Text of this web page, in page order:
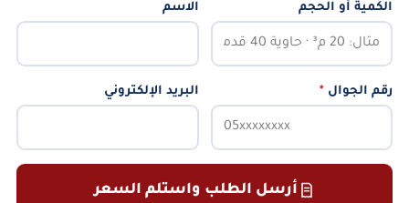
الكمية أو الحجم الاسم
رقم الجوال * البريد الإلكتروني
أرسل الطلب واستلم السعر